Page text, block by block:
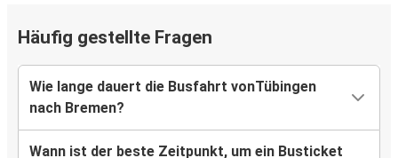
Häufig gestellte Fragen
Wie lange dauert die Busfahrt vonTübingen
nach Bremen?
Wann ist der beste Zeitpunkt, um ein Busticket